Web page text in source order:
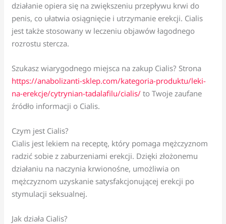
działanie opiera się na zwiększeniu przepływu krwi do
penis, co ułatwia osiągnięcie i utrzymanie erekcji. Cialis
jest także stosowany w leczeniu objawów łagodnego
rozrostu stercza.
Szukasz wiarygodnego miejsca na zakup Cialis? Strona
https://anabolizanti-sklep.com/kategoria-produktu/leki-
na-erekcje/cytrynian-tadalafilu/cialis/ to Twoje zaufane
źródło informacji o Cialis.
Czym jest Cialis?
Cialis jest lekiem na receptę, który pomaga mężczyznom
radzić sobie z zaburzeniami erekcji. Dzięki złożonemu
działaniu na naczynia krwionośne, umożliwia on
mężczyznom uzyskanie satysfakcjonującej erekcji po
stymulacji seksualnej.
Jak działa Cialis?